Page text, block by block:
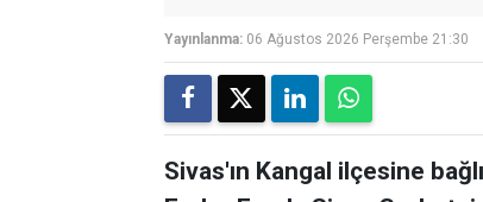
Yayınlanma: 06 Ağustos 2026 Perşembe 21:30
Sivas'ın Kangal ilçesine